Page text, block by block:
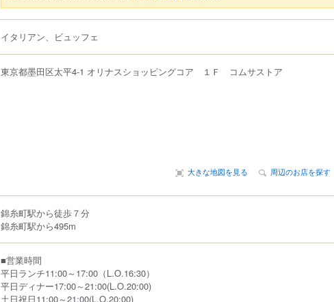
イタリアン、ビュッフェ
東京都墨田区太平4-1 オリナスショッピングコア １Ｆ コムサストア
大きな地図を見る 周辺のお店を探す
錦糸町駅から徒歩７分
錦糸町駅から495m
■営業時間
平日ランチ11:00～17:00（L.O.16:30）
平日ディナー17:00～21:00(L.O.20:00)
土日祝日11:00～21:00(L.O.20:00)